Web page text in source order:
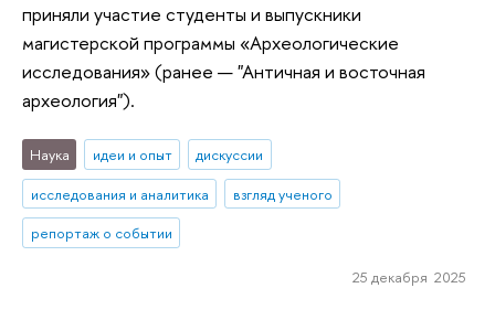
приняли участие студенты и выпускники
магистерской программы «Археологические
исследования» (ранее — "Античная и восточная
археология").
Наука идеи и опыт
дискуссии
исследования и аналитика
взгляд ученого
репортаж о событии
25 декабря 2025